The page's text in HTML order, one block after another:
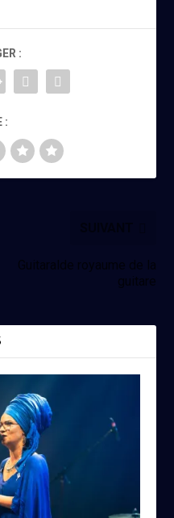
:
:
Guitaralde royaume de la
guitare